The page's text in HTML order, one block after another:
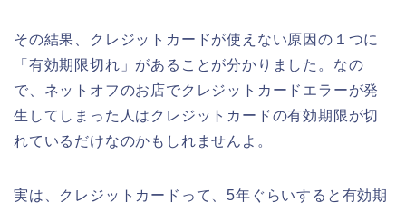
その結果、クレジットカードが使えない原因の１つに
「有効期限切れ」があることが分かりました。なの
で、ネットオフのお店でクレジットカードエラーが発
生してしまった人はクレジットカードの有効期限が切
れているだけなのかもしれませんよ。
実は、クレジットカードって、5年ぐらいすると有効期